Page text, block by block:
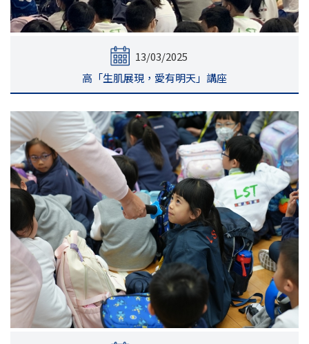
13/03/2025
高「生肌展現，愛有明天」講座